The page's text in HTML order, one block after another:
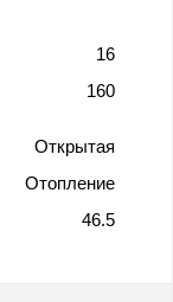
16
160
Открытая
Отопление
46.5